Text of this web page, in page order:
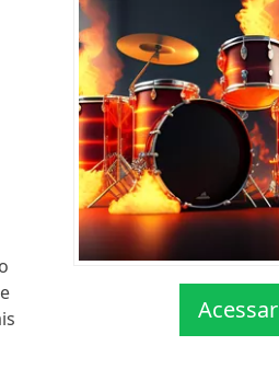
Acessar